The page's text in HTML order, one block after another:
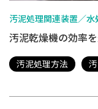
汚泥処理関連装置／
汚泥乾燥機の効率
汚泥処理方法